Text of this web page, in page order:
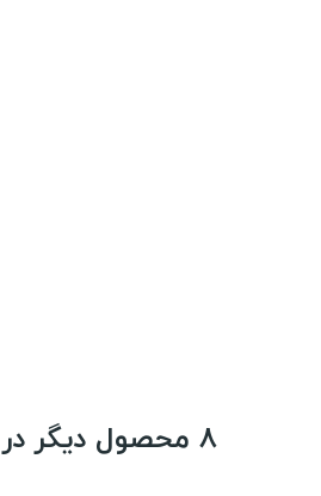
8 محصول دیگر در همین شاخه: